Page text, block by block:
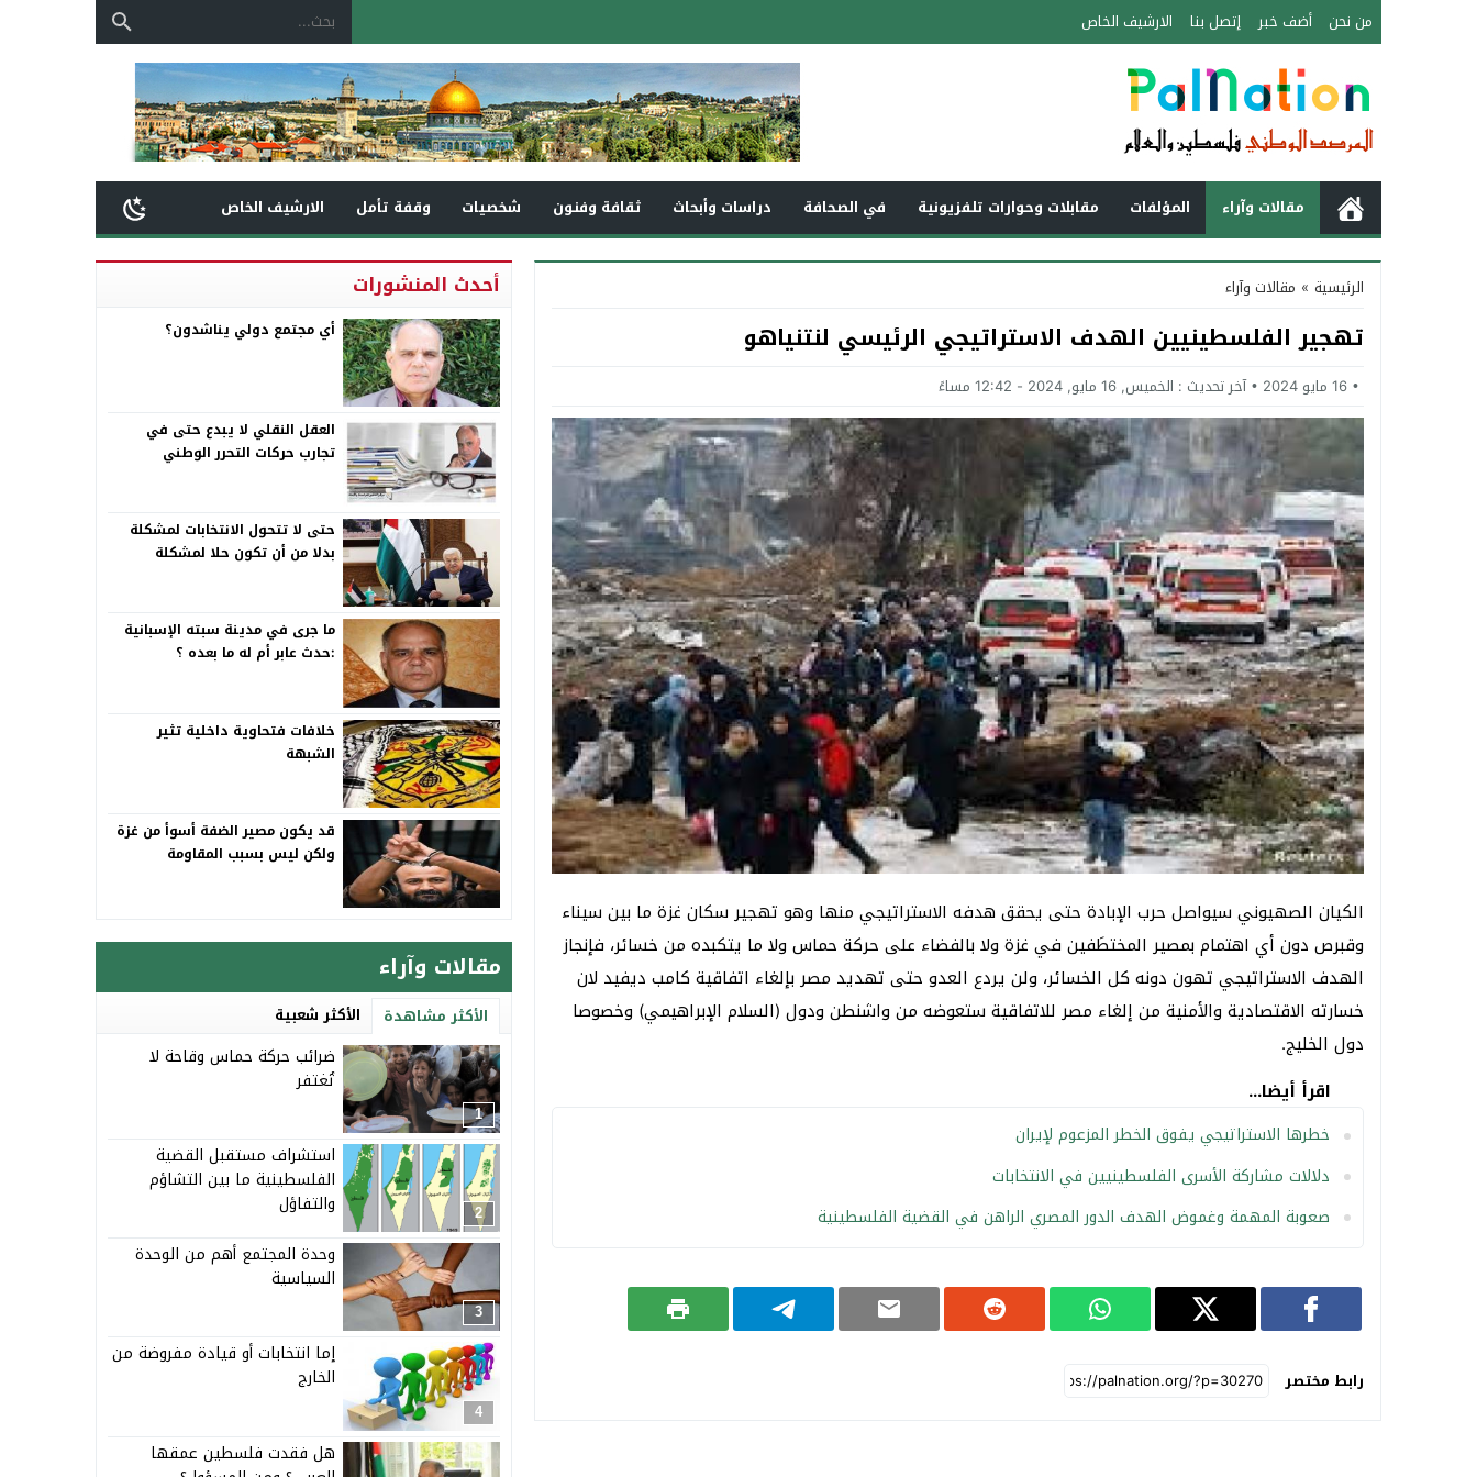
من نحن أضف خبر إتصل بنا الارشيف الخاص
مقالات وآراء المؤلفات مقابلات وحوارات تلفزيونية في الصحافة دراسات وأبحاث ثقافة وفنون شخصيات وقفة تأمل الارشيف الخاص
الرئيسية » مقالات وآراء
تهجير الفلسطينيين الهدف الاستراتيجي الرئيسي لنتنياهو
16 مايو 2024 آخر تحديث : الخميس, 16 مايو, 2024 - 12:42 مساءً
الكيان الصهيوني سيواصل حرب الإبادة حتى يحقق هدفه الاستراتيجي منها وهو تهجير سكان غزة ما بين سيناء
وقبرص دون أي اهتمام بمصير المختطَفين في غزة ولا بالفضاء على حركة حماس ولا ما يتكبده من خسائر، فإنجاز
الهدف الاستراتيجي تهون دونه كل الخسائر، ولن يردع العدو حتى تهديد مصر بإلغاء اتفاقية كامب ديفيد لان
خسارته الاقتصادية والأمنية من إلغاء مصر للاتفاقية ستعوضه من واشنطن ودول (السلام الإبراهيمي) وخصوصا
دول الخليج.
اقرأ أيضا...
خطرها الاستراتيجي يفوق الخطر المزعوم لإيران
دلالات مشاركة الأسرى الفلسطينيين في الانتخابات
صعوبة المهمة وغموض الهدف الدور المصري الراهن في القضية الفلسطينية
رابط مختصر
أحدث المنشورات
أي مجتمع دولي يناشدون؟
العقل النقلي لا يبدع حتى في
تجارب حركات التحرر الوطني
حتى لا تتحول الانتخابات لمشكلة
بدلا من أن تكون حلا لمشكلة
ما جرى في مدينة سبته الإسبانية
:حدث عابر أم له ما بعده ؟
خلافات فتحاوية داخلية تثير
الشبهة
قد يكون مصير الضفة أسوأ من غزة
ولكن ليس بسبب المقاومة
مقالات وآراء
الأكثر مشاهدة الأكثر شعبية
1
ضرائب حركة حماس وقاحة لا
تُغتفر
2
استشراف مستقبل القضية
الفلسطينية ما بين التشاؤم
والتفاؤل
3
وحدة المجتمع أهم من الوحدة
السياسية
4
إما انتخابات أو قيادة مفروضة من
الخارج
هل فقدت فلسطين عمقها